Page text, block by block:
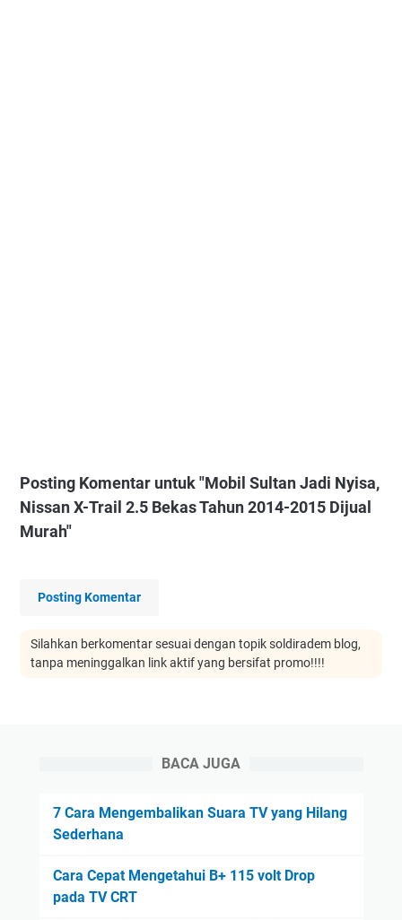
Posting Komentar untuk "Mobil Sultan Jadi Nyisa,
Nissan X-Trail 2.5 Bekas Tahun 2014-2015 Dijual
Murah"
Posting Komentar
Silahkan berkomentar sesuai dengan topik soldiradem blog,
tanpa meninggalkan link aktif yang bersifat promo!!!!
BACA JUGA
7 Cara Mengembalikan Suara TV yang Hilang
Sederhana
Cara Cepat Mengetahui B+ 115 volt Drop
pada TV CRT